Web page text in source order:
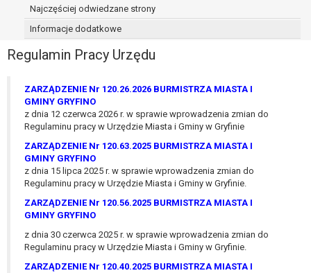
Najczęściej odwiedzane strony
Informacje dodatkowe
Regulamin Pracy Urzędu
ZARZĄDZENIE Nr 120.26.2026 BURMISTRZA MIASTA I
GMINY GRYFINO
z dnia 12 czerwca 2026 r. w sprawie wprowadzenia zmian do
Regulaminu pracy w Urzędzie Miasta i Gminy w Gryfinie
ZARZĄDZENIE Nr 120.63.2025 BURMISTRZA MIASTA I
GMINY GRYFINO
z dnia 15 lipca 2025 r. w sprawie wprowadzenia zmian do
Regulaminu pracy w Urzędzie Miasta i Gminy w Gryfinie.
ZARZĄDZENIE Nr 120.56.2025 BURMISTRZA MIASTA I
GMINY GRYFINO
z dnia 30 czerwca 2025 r. w sprawie wprowadzenia zmian do
Regulaminu pracy w Urzędzie Miasta i Gminy w Gryfinie.
ZARZĄDZENIE Nr 120.40.2025 BURMISTRZA MIASTA I
łącznie spełnione są następujące przesłanki:
przetwarzanie danych odbywa się na
podstawie umowy zawartej z osobą,
której dane dotyczą lub na podstawie
prawo sprzeciwu wobec przetwarzania
danych na podstawie art. 21 RODO, wobec
przetwarzania danych osobowych, którego
podstawą prawną jest:
niezbędność przetwarzania do
wykonania zadania realizowanego w
interesie publicznym lub w ramach
powierzonej administratorowi bądź
niezbędność przetwarzania do celów
wynikających z prawnie